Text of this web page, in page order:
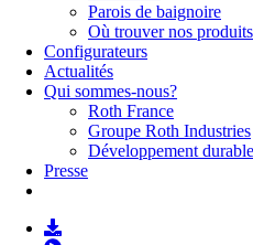
Parois de baignoire
Où trouver nos
Configurateurs
Actualités
Qui sommes-nous?
Roth France
Groupe Roth Industries
Développement durable
Presse